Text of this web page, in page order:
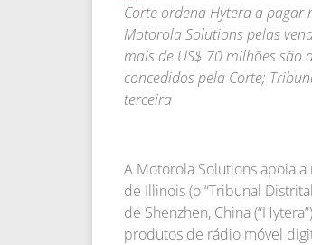
Corte ordena Hytera a pagar
Motorola Solutions pelas
mais de US$ 70 milhões são
concedidos pela Corte;
terceira
A Motorola Solutions apoia
de Illinois (o “Tribunal
de Shenzhen, China
produtos de rádio móvel